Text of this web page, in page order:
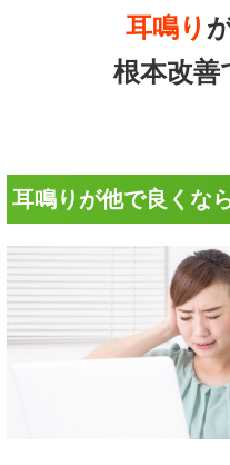
耳鳴り
根本改善
耳鳴りが他で良くな